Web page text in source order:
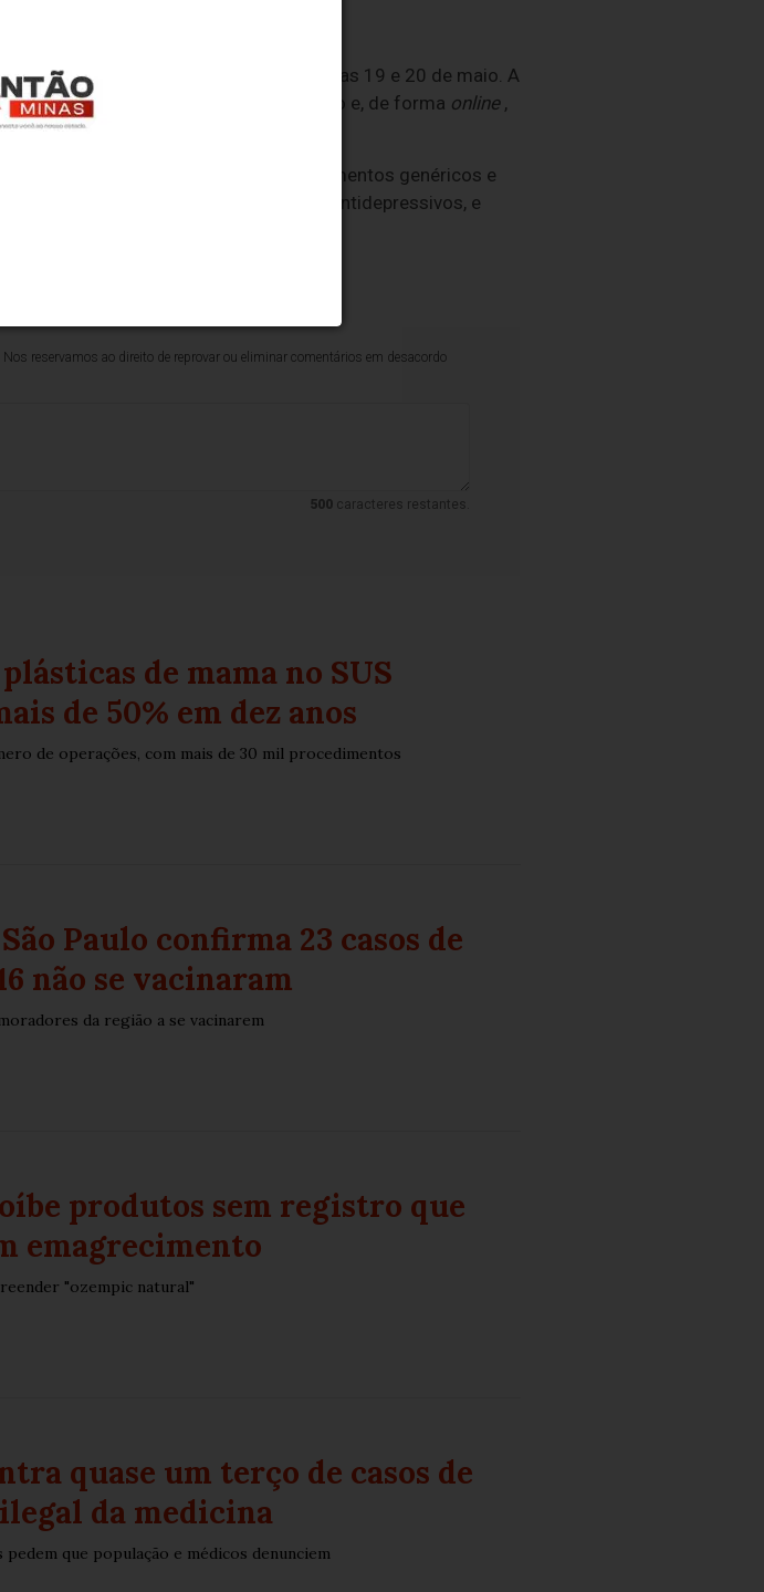
da cidade de São Paulo nos dias 19 e 20 de maio. A
dez municípios do estado de São Paulo e, de forma online,
preços de mais de 70 medicamentos genéricos e
antibióticos, anticoncepcionais, antidepressivos, e
entre outros.
reservamos ao direito de reprovar ou eliminar comentários em desacordo
500 caracteres restantes.
de mama no SUS
de 50% em dez anos
de operações, com mais de 30 mil procedimentos
Paulo confirma 23 casos de
não se vacinaram
da região a se vacinarem
produtos sem registro que
emagrecimento
"ozempic natural"
quase um terço de casos de
da medicina
que população e médicos denunciem